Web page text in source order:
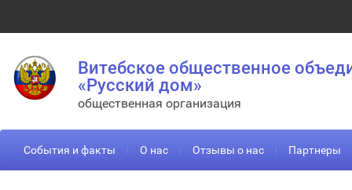
Витебское общественное
«Русский дом»
общественная организация
События и факты О нас Отзывы о нас Партнеры